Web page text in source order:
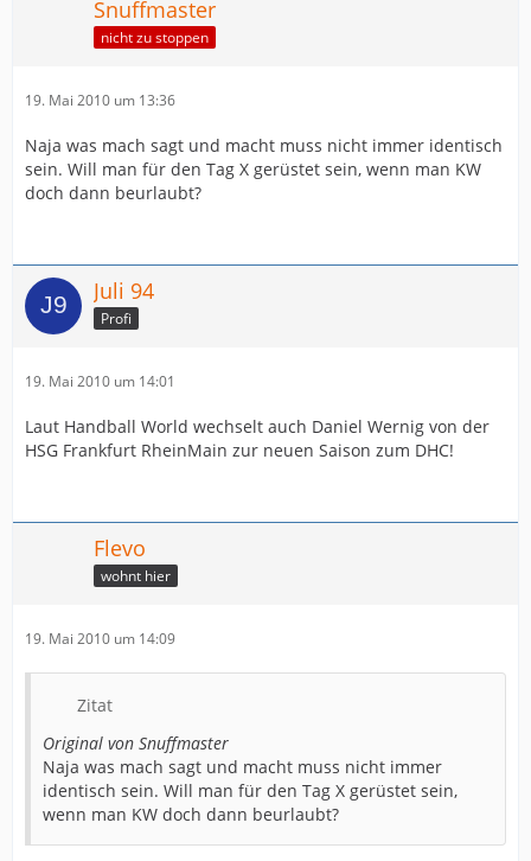
Snuffmaster
nicht zu stoppen
19. Mai 2010 um 13:36
Naja was mach sagt und macht muss nicht immer identisch
sein. Will man für den Tag X gerüstet sein, wenn man KW
doch dann beurlaubt?
Juli 94
Profi
19. Mai 2010 um 14:01
Laut Handball World wechselt auch Daniel Wernig von der
HSG Frankfurt RheinMain zur neuen Saison zum DHC!
Flevo
wohnt hier
19. Mai 2010 um 14:09
Zitat
Original von Snuffmaster
Naja was mach sagt und macht muss nicht immer
identisch sein. Will man für den Tag X gerüstet sein,
wenn man KW doch dann beurlaubt?